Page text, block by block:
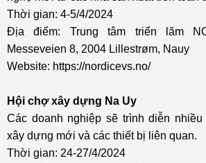
Thời gian: 4-5/4/2024
Địa điểm: Trung tâm triển lãm
Messeveien 8, 2004 Lillestrøm, Nauy
Website: https://nordicevs.no/
Hội chợ xây dựng Na Uy
Các doanh nghiệp sẽ trình diễn nhiều
xây dựng mới và các thiết bị liên quan.
Thời gian: 24-27/4/2024